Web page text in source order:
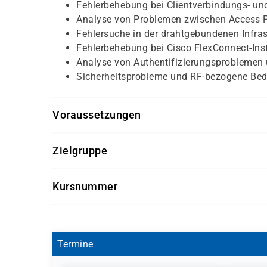
Fehlerbehebung bei Clientverbindungs-
Analyse von Problemen zwischen Access
Fehlersuche in der drahtgebundenen
Fehlerbehebung bei Cisco FlexConnect-
Analyse von Authentifizierungsproblemen
Sicherheitsprobleme und RF-bezogene
Voraussetzungen
Points und Prime Infrastructure. Security-Know-
Zielgruppe
Werkzeuge und -Methoden für Cisco Wireless
Kursnummer
Termine